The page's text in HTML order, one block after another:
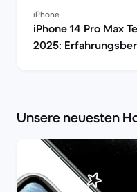
iPhone
iPhone 14 Pro Max
2025:
Unsere neuesten